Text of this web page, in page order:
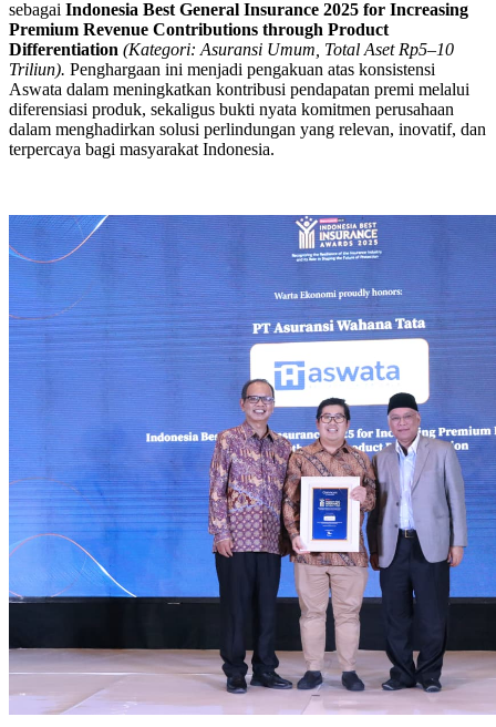
sebagai Indonesia Best General Insurance 2025 for Increasing
Premium Revenue Contributions through Product
Differentiation (Kategori: Asuransi Umum, Total Aset Rp5–10
Triliun). Penghargaan ini menjadi pengakuan atas konsistensi
Aswata dalam meningkatkan kontribusi pendapatan premi melalui
diferensiasi produk, sekaligus bukti nyata komitmen perusahaan
dalam menghadirkan solusi perlindungan yang relevan, inovatif, dan
terpercaya bagi masyarakat Indonesia.